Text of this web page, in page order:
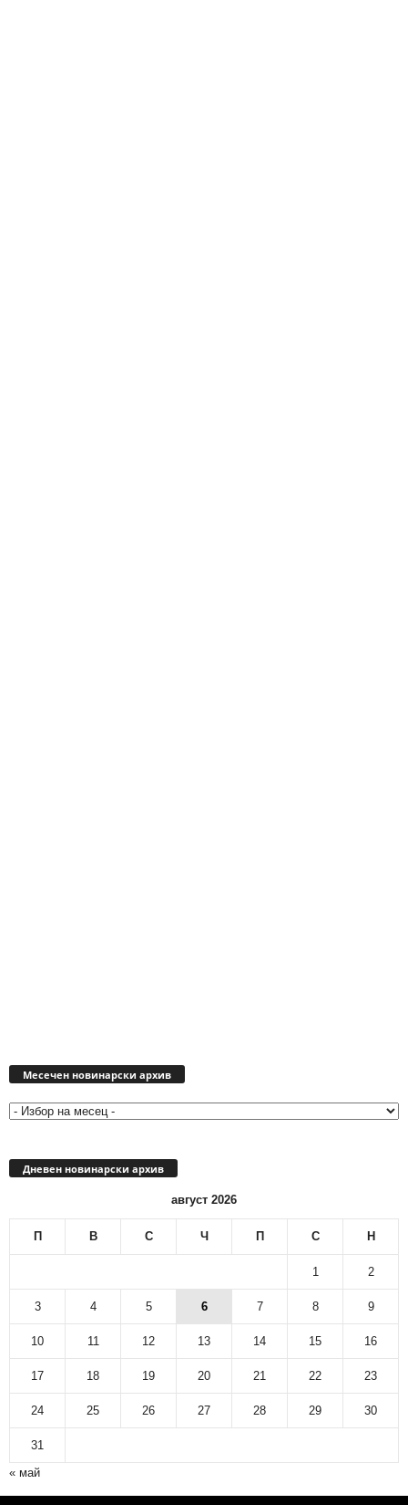
Месечен новинарски архив
Дневен новинарски архив
август 2026
П В С Ч П С Н
1 2
3 4 5 6 7 8 9
10 11 12 13 14 15 16
17 18 19 20 21 22 23
24 25 26 27 28 29 30
31
« май